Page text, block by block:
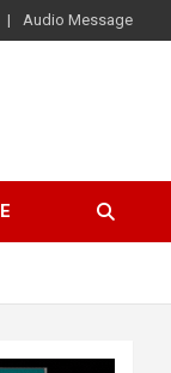
Audio Message